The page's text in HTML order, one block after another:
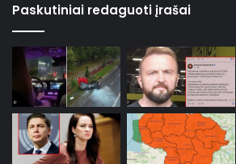
Paskutiniai redaguoti įrašai